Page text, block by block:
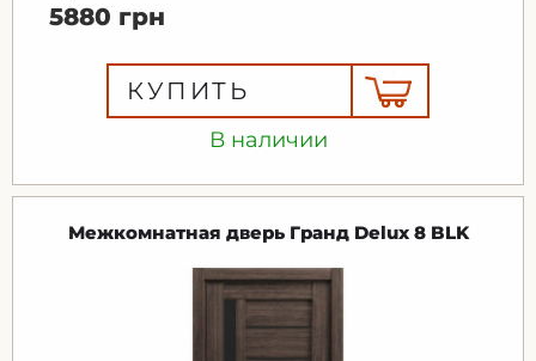
В наличии
5880 грн
КУПИТЬ
Межкомнатная дверь Гранд Delux 8 BLK